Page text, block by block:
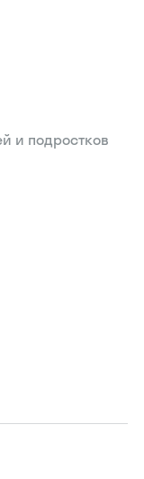
и подростков